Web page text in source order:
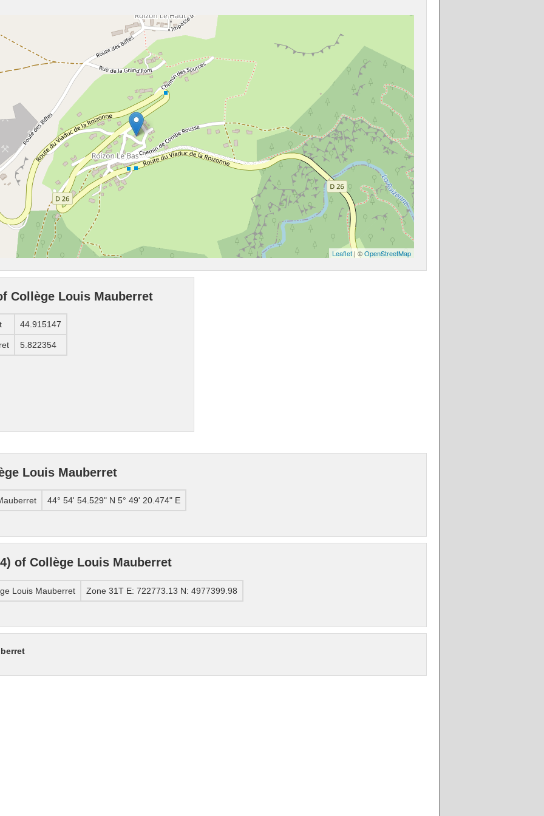
Leaflet | ©OpenStreetMap
Collège Louis Mauberret
44.915147
5.822354
Louis Mauberret
44° 54' 54.529" N 5° 49' 20.474" E
of Collège Louis Mauberret
Louis Mauberret Zone 31T E: 722773.13 N: 4977399.98